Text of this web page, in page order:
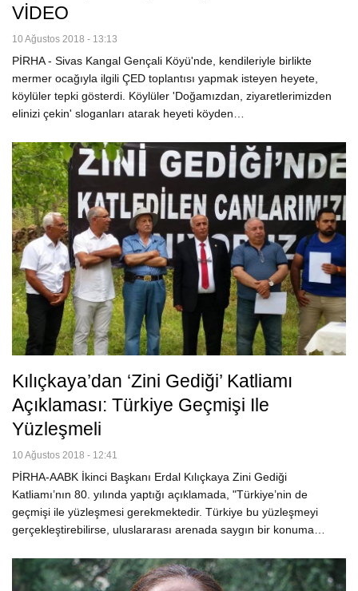
VİDEO
10 Ağustos 2018 - 13:13
PİRHA - Sivas Kangal Gençali Köyü'nde, kendileriyle birlikte
mermer ocağıyla ilgili ÇED toplantısı yapmak isteyen heyete,
köylüler tepki gösterdi. Köylüler 'Doğamızdan, ziyaretlerimizden
elinizi çekin' sloganları atarak heyeti köyden…
Kılıçkaya’dan ‘Zini Gediği’ Katliamı
Açıklaması: Türkiye Geçmişi Ile
Yüzleşmeli
10 Ağustos 2018 - 12:41
PİRHA-AABK İkinci Başkanı Erdal Kılıçkaya Zini Gediği
Katliamı’nın 80. yılında yaptığı açıklamada, "Türkiye’nin de
geçmişi ile yüzleşmesi gerekmektedir. Türkiye bu yüzleşmeyi
gerçekleştirebilirse, uluslararası arenada saygın bir konuma…